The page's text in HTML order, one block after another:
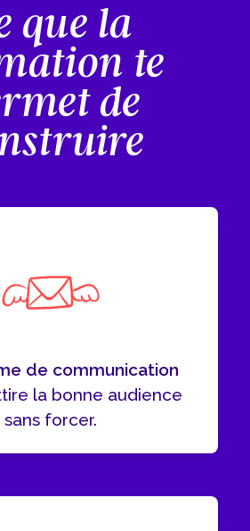
que la
te
de
de communication
la bonne audience
sans forcer.